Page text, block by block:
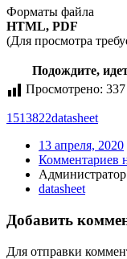
Форматы файла
HTML, PDF
(Для просмотра
Подождите,
Просмотрено: 337
1513822datasheet
13 апреля, 2020
Комментариев
Администратор
datasheet
Добавить
Для отправки